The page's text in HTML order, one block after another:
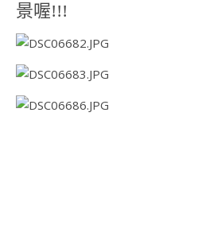
景喔!!!